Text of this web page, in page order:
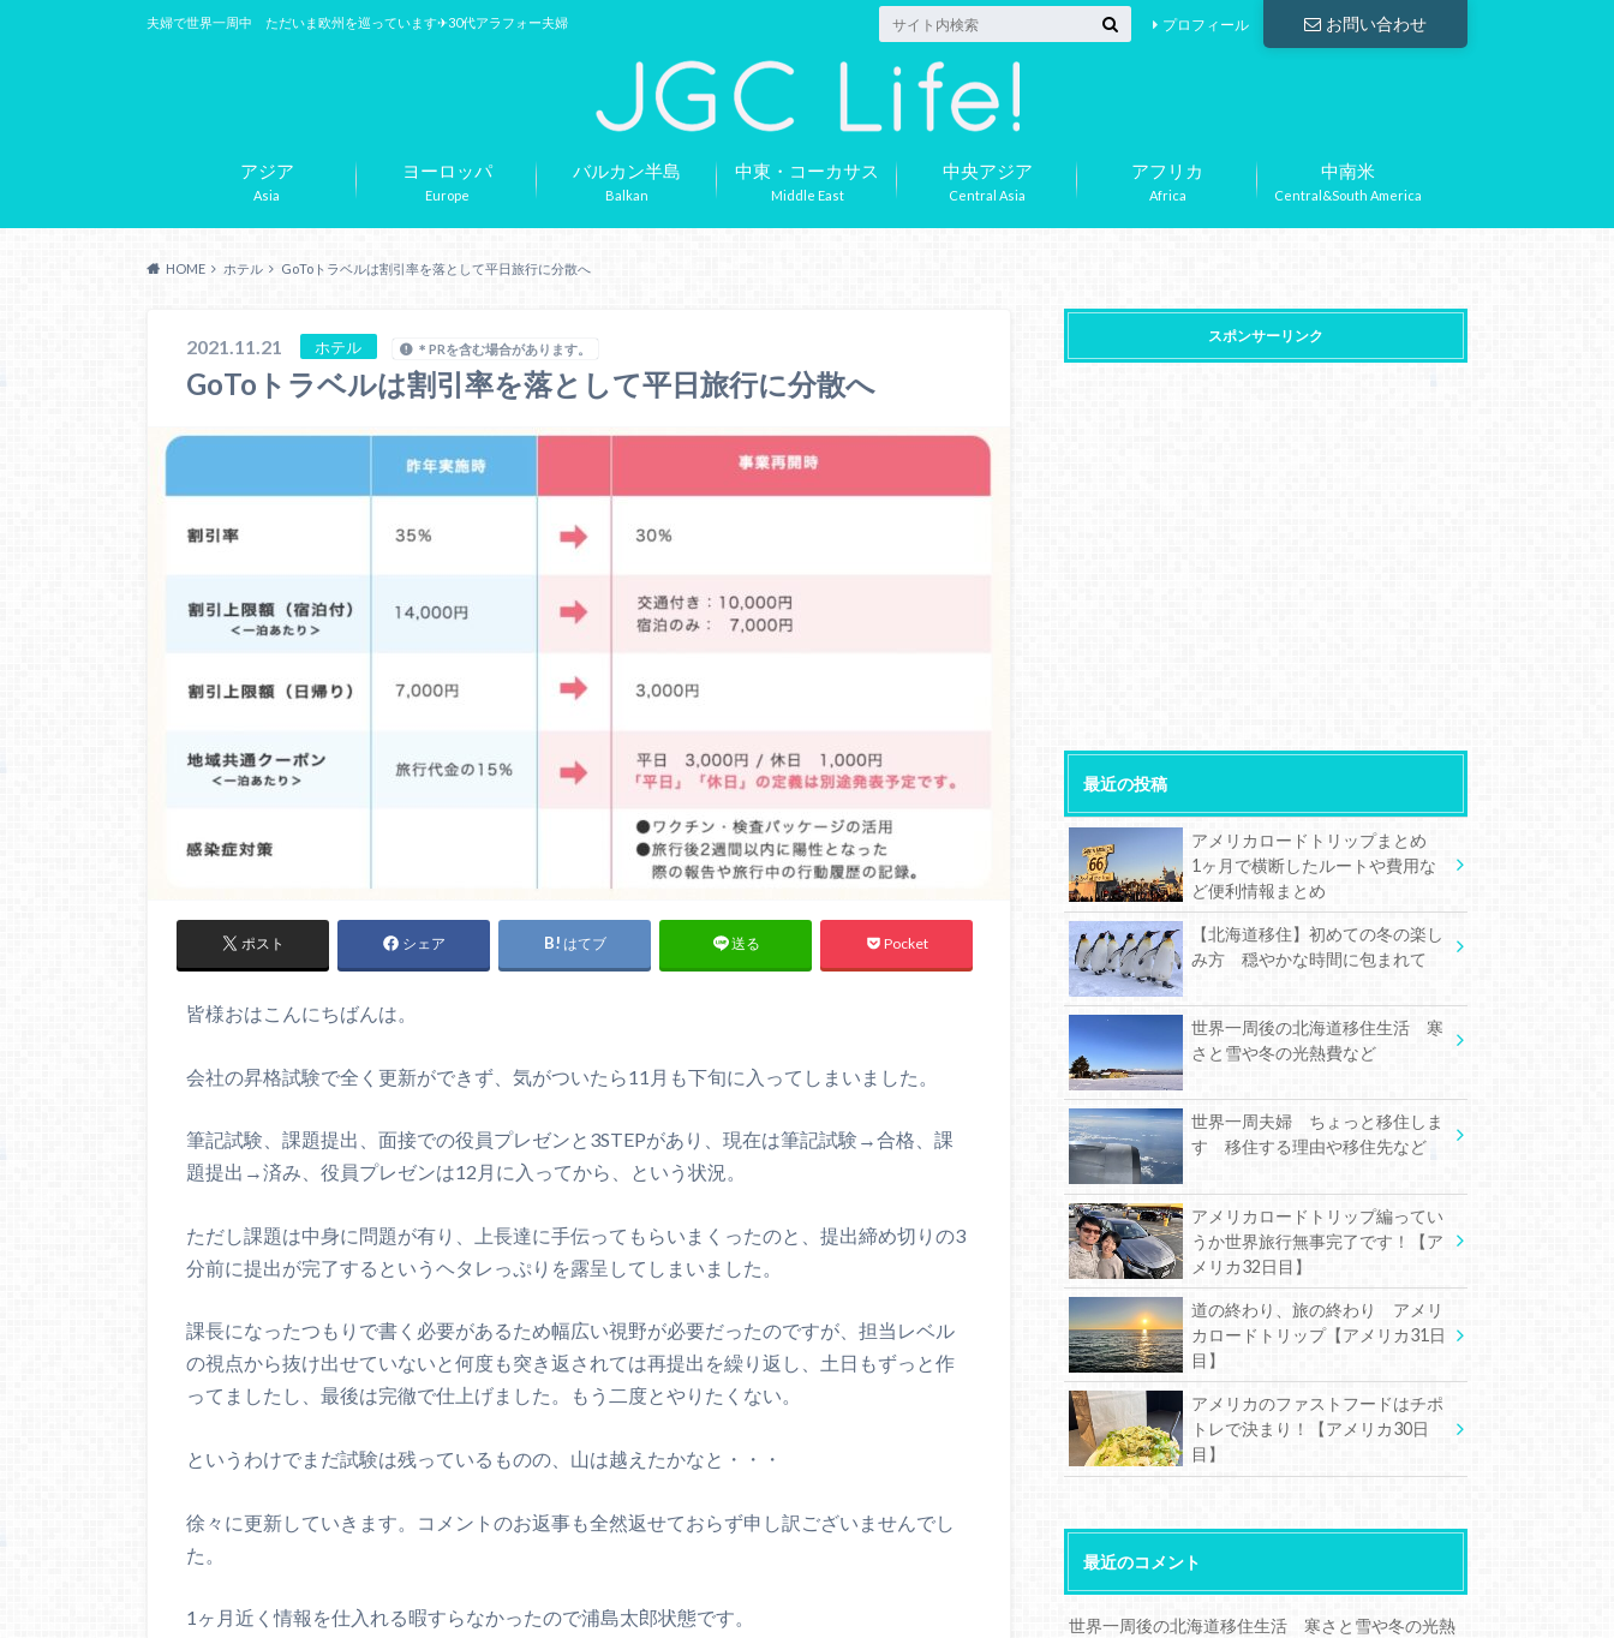
夫婦で世界一周中 ただいま欧州を巡っています✈︎30代アラフォー夫婦 お問い合わせ
プロフィール
Asia
アジア
Europe
ヨーロッパ
Balkan
バルカン半島
Middle East
中東・コーカサス
Central Asia
中央アジア
Africa
アフリカ
Central&South America
中南米
HOME ホテル GoToトラベルは割引率を落として平日旅行に分散へ
2021.11.21 ホテル ＊PRを含む場合があります。
GoToトラベルは割引率を落として平日旅行に分散へ
ポスト シェア はてブ 送る Pocket
皆様おはこんにちばんは。
会社の昇格試験で全く更新ができず、気がついたら11月も下旬に入ってしまいました。
筆記試験、課題提出、面接での役員プレゼンと3STEPがあり、現在は筆記試験→合格、課
題提出→済み、役員プレゼンは12月に入ってから、という状況。
ただし課題は中身に問題が有り、上長達に手伝ってもらいまくったのと、提出締め切りの3
分前に提出が完了するというヘタレっぷりを露呈してしまいました。
課長になったつもりで書く必要があるため幅広い視野が必要だったのですが、担当レベル
の視点から抜け出せていないと何度も突き返されては再提出を繰り返し、土日もずっと作
ってましたし、最後は完徹で仕上げました。もう二度とやりたくない。
というわけでまだ試験は残っているものの、山は越えたかなと・・・
徐々に更新していきます。コメントのお返事も全然返せておらず申し訳ございませんでし
た。
1ヶ月近く情報を仕入れる暇すらなかったので浦島太郎状態です。
スポンサーリンク
最近の投稿
アメリカロードトリップまとめ
1ヶ月で横断したルートや費用な
ど便利情報まとめ
【北海道移住】初めての冬の楽し
み方 穏やかな時間に包まれて
世界一周後の北海道移住生活 寒
さと雪や冬の光熱費など
世界一周夫婦 ちょっと移住しま
す 移住する理由や移住先など
アメリカロードトリップ編ってい
うか世界旅行無事完了です！【ア
メリカ32日目】
道の終わり、旅の終わり アメリ
カロードトリップ【アメリカ31日
目】
アメリカのファストフードはチポ
トレで決まり！【アメリカ30日
目】
最近のコメント
世界一周後の北海道移住生活 寒さと雪や冬の光熱